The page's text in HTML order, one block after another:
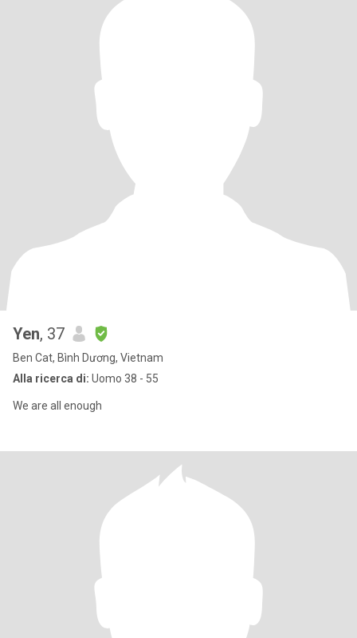
Yen, 37
Ben Cat, Bình Dương, Vietnam
Alla ricerca di: Uomo 38 - 55
We are all enough